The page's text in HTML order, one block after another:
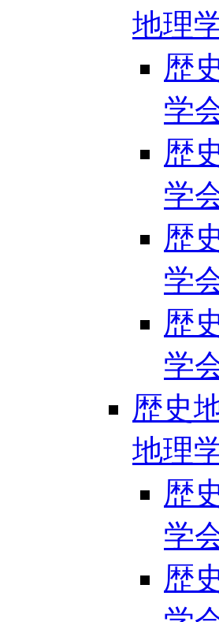
地理
歴
学
歴
学
歴
学
歴
学
歴史
地理
歴
学
歴